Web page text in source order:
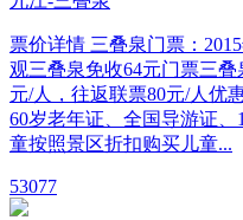
票价详情 三叠泉门票：
观三叠泉免收64元门票三
元/人，往返联票80元/人优
60岁老年证、全国导游证
童按照景区折扣购买儿童...
53077